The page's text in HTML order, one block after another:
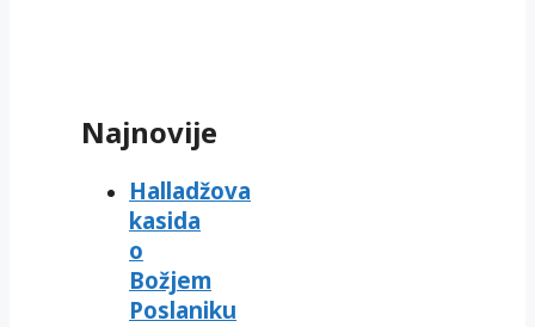
Najnovije
Halladžova
kasida
o
Božjem
Poslaniku